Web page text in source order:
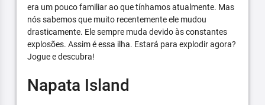
era um pouco familiar ao que tínhamos atualmente. Mas
nós sabemos que muito recentemente ele mudou
drasticamente. Ele sempre muda devido às constantes
explosões. Assim é essa ilha. Estará para explodir agora?
Jogue e descubra!
Napata Island